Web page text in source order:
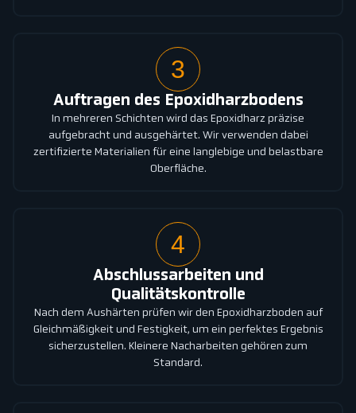
3
Auftragen des Epoxidharzbodens
In mehreren Schichten wird das Epoxidharz präzise
aufgebracht und ausgehärtet. Wir verwenden dabei
zertifizierte Materialien für eine langlebige und belastbare
Oberfläche.
4
Abschlussarbeiten und
Qualitätskontrolle
Nach dem Aushärten prüfen wir den Epoxidharzboden auf
Gleichmäßigkeit und Festigkeit, um ein perfektes Ergebnis
sicherzustellen. Kleinere Nacharbeiten gehören zum
Standard.